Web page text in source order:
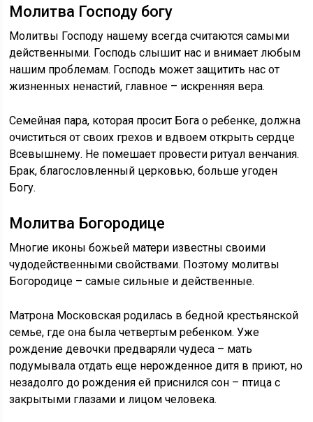
Молитва Господу богу
Молитвы Господу нашему всегда считаются самыми
действенными. Господь слышит нас и внимает любым
нашим проблемам. Господь может защитить нас от
жизненных ненастий, главное – искренняя вера.
Семейная пара, которая просит Бога о ребенке, должна
очиститься от своих грехов и вдвоем открыть сердце
Всевышнему. Не помешает провести ритуал венчания.
Брак, благословленный церковью, больше угоден
Богу.
Молитва Богородице
Многие иконы божьей матери известны своими
чудодейственными свойствами. Поэтому молитвы
Богородице – самые сильные и действенные.
Матрона Московская родилась в бедной крестьянской
семье, где она была четвертым ребенком. Уже
рождение девочки предваряли чудеса – мать
подумывала отдать еще нерожденное дитя в приют, но
незадолго до рождения ей приснился сон – птица с
закрытыми глазами и лицом человека.